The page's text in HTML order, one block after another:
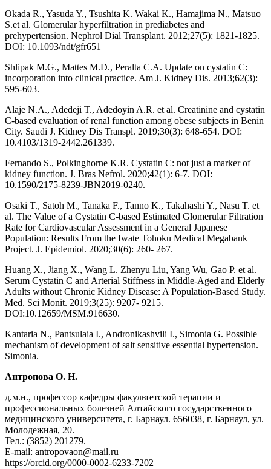
Okada R., Yasuda Y., Tsushita K. Wakai K., Hamajima N., Matsuo
S.et al. Glomerular hyperfiltration in prediabetes and
prehypertension. Nephrol Dial Transplant. 2012;27(5): 1821-1825.
DOI: 10.1093/ndt/gfr651
Shlipak M.G., Mattes M.D., Peralta C.A. Update on cystatin C:
incorporation into clinical practice. Am J. Kidney Dis. 2013;62(3):
595-603.
Alaje N.A., Adedeji T., Adedoyin A.R. et al. Creatinine and cystatin
C-based evaluation of renal function among obese subjects in Benin
City. Saudi J. Kidney Dis Transpl. 2019;30(3): 648-654. DOI:
10.4103/1319-2442.261339.
Fernando S., Polkinghorne K.R. Cystatin C: not just a marker of
kidney function. J. Bras Nefrol. 2020;42(1): 6-7. DOI:
10.1590/2175-8239-JBN2019-0240.
Osaki T., Satoh M., Tanaka F., Tanno K., Takahashi Y., Nasu T. et
al. The Value of a Cystatin C-based Estimated Glomerular Filtration
Rate for Cardiovascular Assessment in a General Japanese
Population: Results From the Iwate Tohoku Medical Megabank
Project. J. Epidemiol. 2020;30(6): 260- 267.
Huang X., Jiang X., Wang L. Zhenyu Liu, Yang Wu, Gao P. et al.
Serum Cystatin C and Arterial Stiffness in Middle-Aged and Elderly
Adults without Chronic Kidney Disease: A Population-Based Study.
Med. Sci Monit. 2019;3(25): 9207- 9215.
DOI:10.12659/MSM.916630.
Kantaria N., Pantsulaia I., Andronikashvili I., Simonia G. Possible
mechanism of development of salt sensitive essential hypertension.
Simonia.
Антропова О. Н.
д.м.н., профессор кафедры факультетской терапии и
профессиональных болезней Алтайского государственного
медицинского университета, г. Барнаул. 656038, г. Барнаул, ул.
Молодежная, 20.
Тел.: (3852) 201279.
E-mail: antropovaon@mail.ru
https://orcid.org/0000-0002-6233-7202